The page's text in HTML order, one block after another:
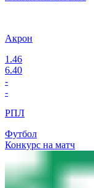
Акрон
1.46
6.40
-
-
РПЛ
Футбол
Конкурс на матч